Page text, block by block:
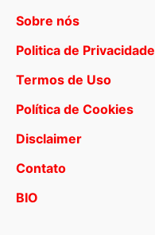
Sobre nós
Politica de Privacidade
Termos de Uso
Política de Cookies
Disclaimer
Contato
BIO